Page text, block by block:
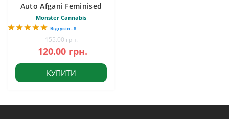
Auto Afgani Feminised
Monster Cannabis
Відгуків - 8
155.00 грн.
120.00 грн.
КУПИТИ